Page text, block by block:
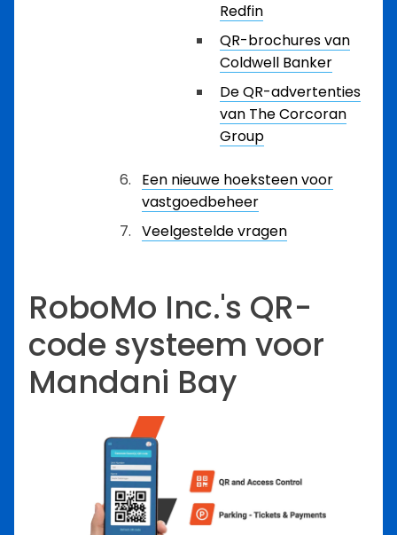
Redfin
QR-brochures van
Coldwell Banker
De QR-advertenties
van The Corcoran
Group
Een nieuwe hoeksteen voor
vastgoedbeheer
Veelgestelde vragen
RoboMo Inc.'s QR-
code systeem voor
Mandani Bay